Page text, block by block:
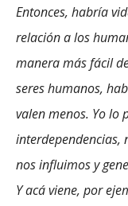
Entonces, habría
relación a los
manera más fácil
seres humanos,
valen menos. Yo lo
interdependencias,
nos influimos y
Y acá viene, por